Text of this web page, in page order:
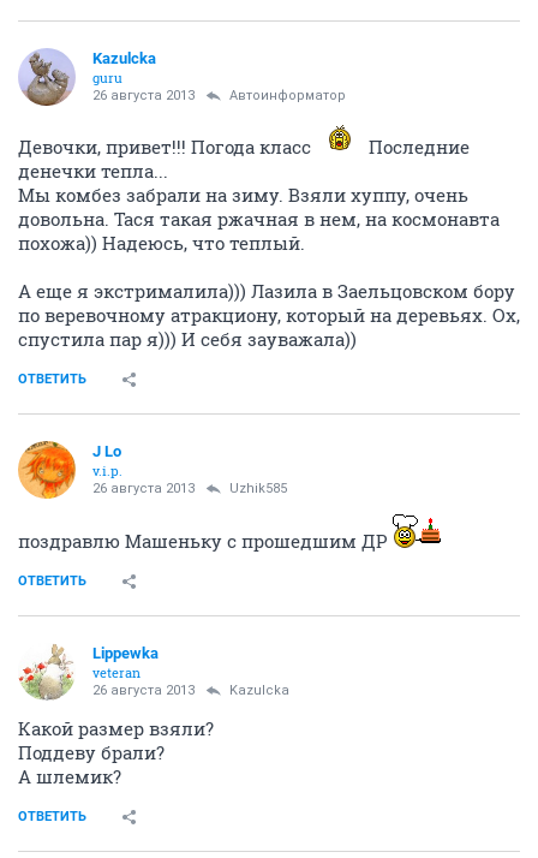
Kazulcka
guru
26 августа 2013 Автоинформатор
Девочки, привет!!! Погода класс
Последние
денечки тепла...
Мы комбез забрали на зиму. Взяли хуппу, очень
довольна. Тася такая ржачная в нем, на космонавта
похожа)) Надеюсь, что теплый.
А еще я экстрималила))) Лазила в Заельцовском бору
по веревочному атракциону, который на деревьях. Ох,
спустила пар я))) И себя зауважала))
ОТВЕТИТЬ
J Lo
v.i.p.
26 августа 2013 Uzhik585
поздравлю Машеньку с прошедшим ДР
ОТВЕТИТЬ
Lippewka
veteran
26 августа 2013 Kazulcka
Какой размер взяли?
Поддеву брали?
А шлемик?
ОТВЕТИТЬ